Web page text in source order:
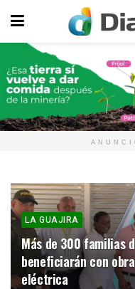
LA GUAJIRA
Más de 300 familias
beneficiarán con
eléctrica